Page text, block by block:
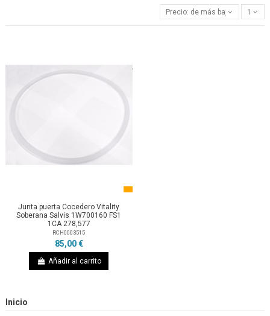
Precio: de más bajo a más alto
1
Junta puerta Cocedero Vitality
Soberana Salvis 1W700160 FS1
1CA 278,577
RCH0003515
85,00 €
Añadir al carrito
Inicio